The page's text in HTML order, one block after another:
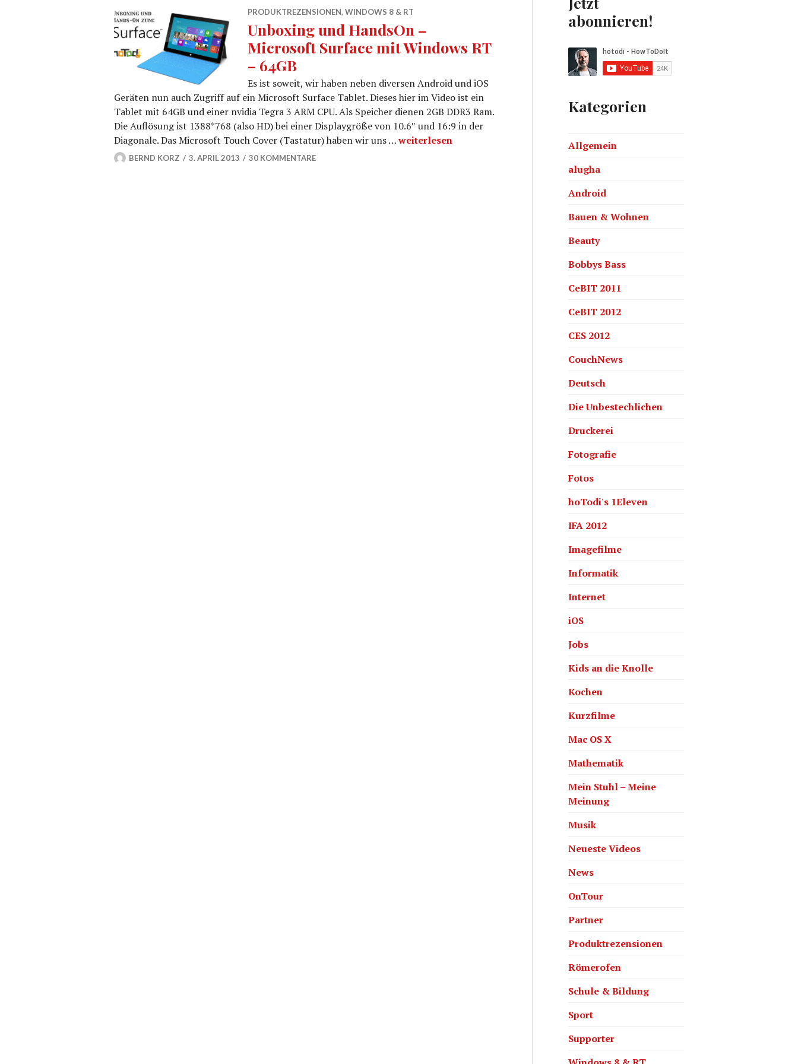
PRODUKTREZENSIONEN, WINDOWS 8 & RT
Unboxing und HandsOn –
Microsoft Surface mit Windows RT
– 64GB
Es ist soweit, wir haben neben diversen Android und iOS
Geräten nun auch Zugriff auf ein Microsoft Surface Tablet. Dieses hier im Video ist ein
Tablet mit 64GB und einer nvidia Tegra 3 ARM CPU. Als Speicher dienen 2GB DDR3 Ram.
Die Auflösung ist 1388*768 (also HD) bei einer Displaygröße von 10.6″ und 16:9 in der
Diagonale. Das Microsoft Touch Cover (Tastatur) haben wir uns …Unboxing und HandsOn – Microsoft Surface mit Windows RT – 64GB
weiterlesen
BERND KORZ 3. APRIL 2013 30 KOMMENTARE
abonnieren!
Kategorien
Allgemein
alugha
Android
Bauen & Wohnen
Beauty
Bobbys Bass
CeBIT 2011
CeBIT 2012
CES 2012
CouchNews
Deutsch
Die Unbestechlichen
Druckerei
Fotografie
Fotos
hoTodi's 1Eleven
IFA 2012
Imagefilme
Informatik
Internet
iOS
Jobs
Kids an die Knolle
Kochen
Kurzfilme
Mac OS X
Mathematik
Mein Stuhl – Meine
Meinung
Musik
Neueste Videos
News
OnTour
Partner
Produktrezensionen
Römerofen
Schule & Bildung
Sport
Supporter